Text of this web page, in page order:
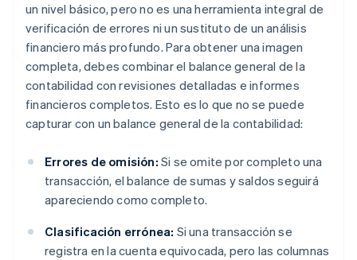
un nivel básico, pero no es una herramienta integral de
verificación de errores ni un sustituto de un análisis
financiero más profundo. Para obtener una imagen
completa, debes combinar el balance general de la
contabilidad con revisiones detalladas e informes
financieros completos. Esto es lo que no se puede
capturar con un balance general de la contabilidad:
Errores de omisión: Si se omite por completo una
transacción, el balance de sumas y saldos seguirá
apareciendo como completo.
Clasificación errónea: Si una transacción se
registra en la cuenta equivocada, pero las columnas